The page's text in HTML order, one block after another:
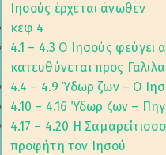
Ιησούς έρχεται άνωθεν
κεφ 4
4.1 – 4.3 Ο Ιησούς φεύγει
κατευθύνεται προς
4.4 – 4.9 Ύδωρ ζων – Ο
4.10 – 4.16 Ύδωρ ζων –
4.17 – 4.20 Η
προφήτη τον Ιησού